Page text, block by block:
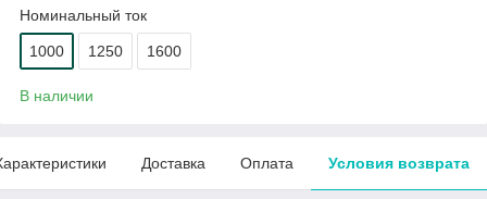
Номинальный ток
1000 1250 1600
В наличии
Доставка Оплата Условия возврата